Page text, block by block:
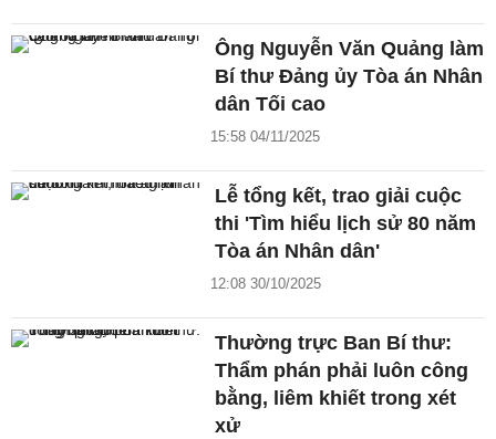
Ông Nguyễn Văn Quảng làm
Bí thư Đảng ủy Tòa án Nhân
dân Tối cao
15:58 04/11/2025
Lễ tổng kết, trao giải cuộc
thi 'Tìm hiểu lịch sử 80 năm
Tòa án Nhân dân'
12:08 30/10/2025
Thường trực Ban Bí thư:
Thẩm phán phải luôn công
bằng, liêm khiết trong xét
xử